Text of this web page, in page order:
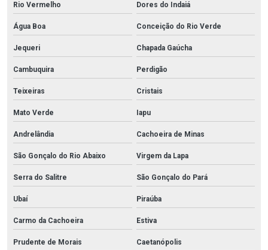
Rio Vermelho Dores do Indaiá
Água Boa Conceição do Rio Verde
Jequeri Chapada Gaúcha
Cambuquira Perdigão
Teixeiras Cristais
Mato Verde Iapu
Andrelândia Cachoeira de Minas
São Gonçalo do Rio Abaixo Virgem da Lapa
Serra do Salitre São Gonçalo do Pará
Ubaí Piraúba
Carmo da Cachoeira Estiva
Prudente de Morais Caetanópolis